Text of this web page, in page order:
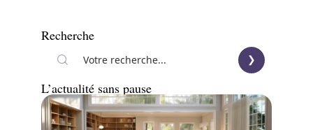
Recherche
L’actualité sans pause